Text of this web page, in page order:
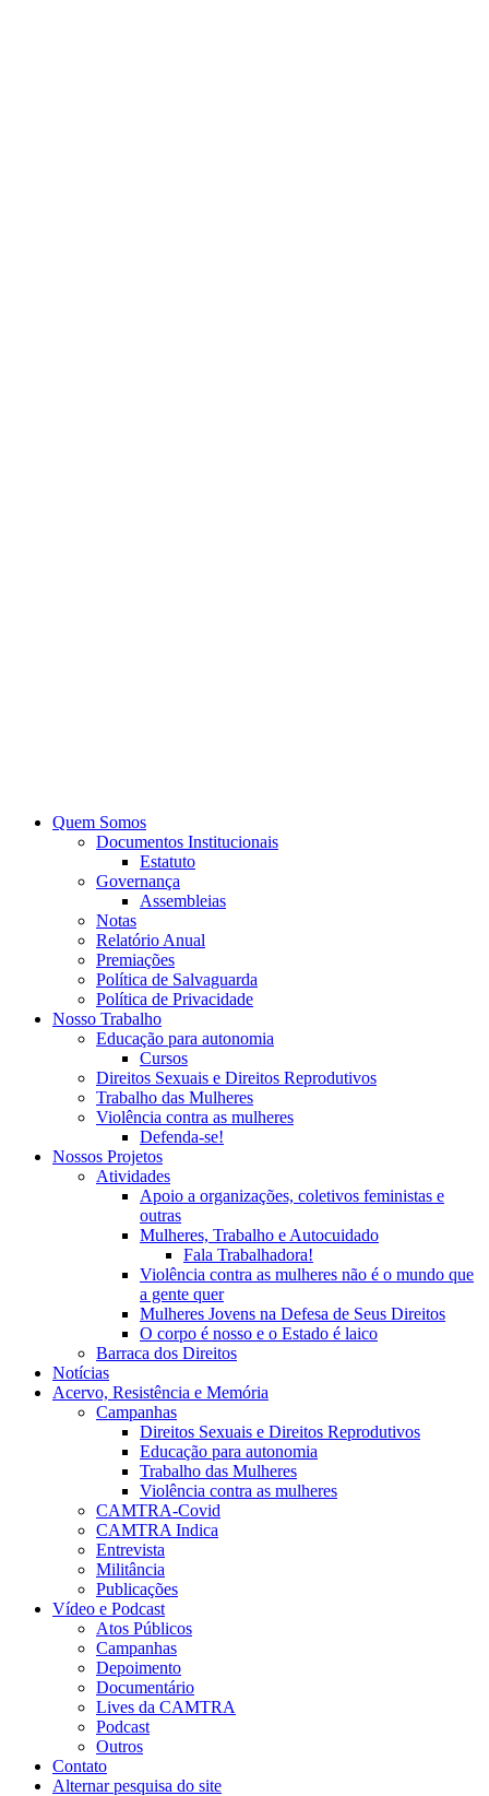
Quem Somos
Documentos Institucionais
Estatuto
Governança
Assembleias
Notas
Relatório Anual
Premiações
Política de Salvaguarda
Política de Privacidade
Nosso Trabalho
Educação para autonomia
Cursos
Direitos Sexuais e Direitos Reprodutivos
Trabalho das Mulheres
Violência contra as mulheres
Defenda-se!
Nossos Projetos
Atividades
Apoio a organizações, coletivos feministas e
outras
Mulheres, Trabalho e Autocuidado
Fala Trabalhadora!
Violência contra as mulheres não é o mundo que
a gente quer
Mulheres Jovens na Defesa de Seus Direitos
O corpo é nosso e o Estado é laico
Barraca dos Direitos
Notícias
Acervo, Resistência e Memória
Campanhas
Direitos Sexuais e Direitos Reprodutivos
Educação para autonomia
Trabalho das Mulheres
Violência contra as mulheres
CAMTRA-Covid
CAMTRA Indica
Entrevista
Militância
Publicações
Vídeo e Podcast
Atos Públicos
Campanhas
Depoimento
Documentário
Lives da CAMTRA
Podcast
Outros
Contato
Alternar pesquisa do site